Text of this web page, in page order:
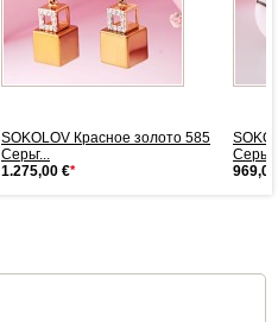
SOKOLOV Красное золото 585
Серьг...
1.275,00 €*